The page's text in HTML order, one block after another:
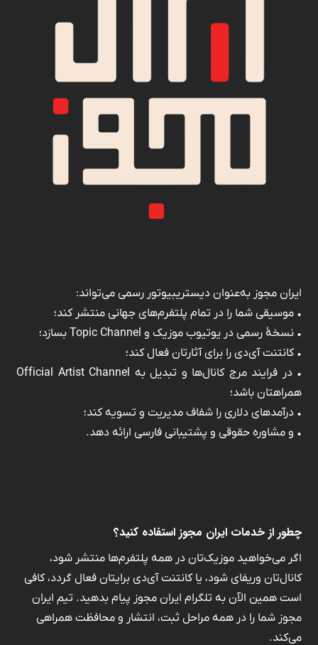
ایران مجوز به‌عنوان دیستریبیوتور رسمی می‌تواند:
• موسیقی شما را در تمام پلتفرم‌های جهانی منتشر کند؛
• نسخهٔ رسمی در یوتیوب موزیک و Topic Channel بسازد؛
• کانتنت آی‌دی را برای آثارتان فعال کند؛
• در فرایند مرج کانال‌ها و تبدیل به Official Artist Channel
همراهتان باشد؛
• درآمدهای دلاری را شفاف مدیریت و تسویه کند؛
• و مشاوره حقوقی و پشتیبانی فارسی ارائه دهد.
چطور از خدمات ایران مجوز استفاده کنید؟
اگر می‌خواهید موزیک‌تان در همه پلتفرم‌ها منتشر شود،
کانال‌تان وریفای شود، یا کانتنت آی‌دی برایتان فعال گردد، کافی
است همین الآن به تلگرام ایران مجوز پیام بدهید. تیم ایران
مجوز شما را در همه مراحل ثبت، انتشار و محافظت همراهی
می‌کند.